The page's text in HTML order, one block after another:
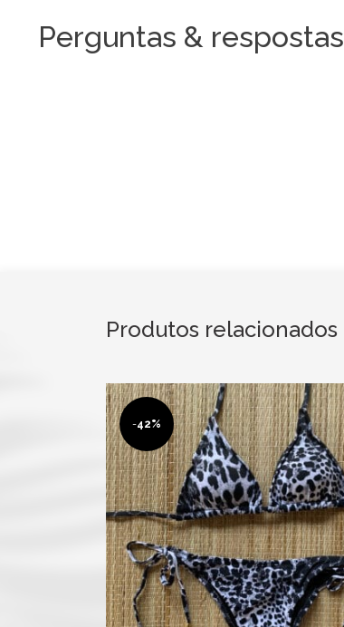
Perguntas & respostas
Produtos relacionados
-42%